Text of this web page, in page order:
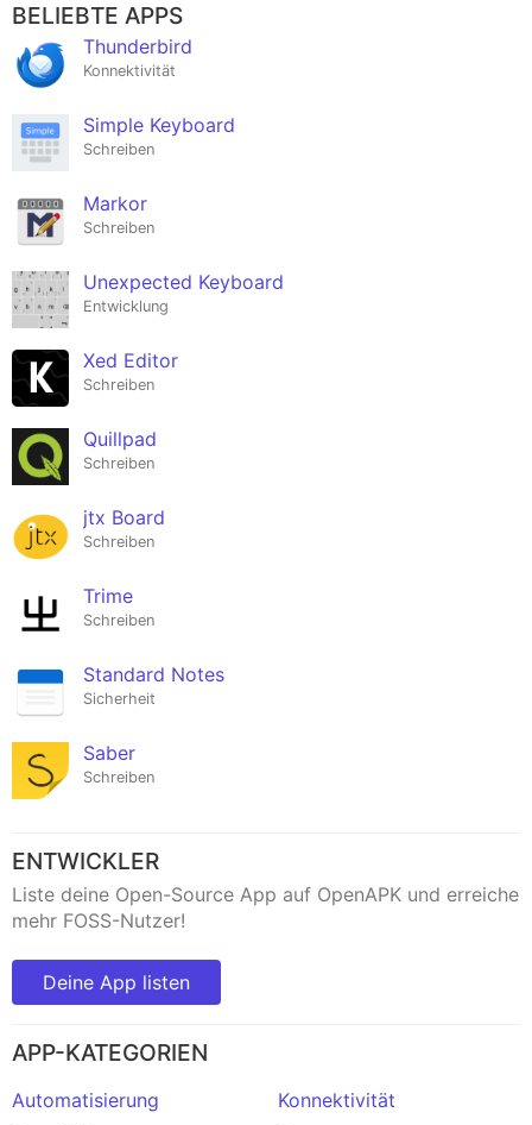
BELIEBTE APPS
Thunderbird
Konnektivität
Simple Keyboard
Schreiben
Markor
Schreiben
Unexpected Keyboard
Entwicklung
Xed Editor
Schreiben
Quillpad
Schreiben
jtx Board
Schreiben
Trime
Schreiben
Standard Notes
Sicherheit
Saber
Schreiben
ENTWICKLER
Liste deine Open-Source App auf OpenAPK und erreiche
mehr FOSS-Nutzer!
Deine App listen
APP-KATEGORIEN
Automatisierung
Konnektivität